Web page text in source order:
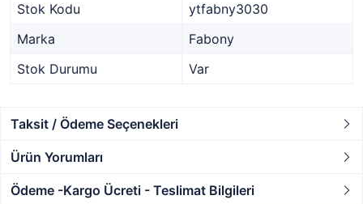
Stok Kodu
ytfabny3030
Marka
Fabony
Stok Durumu
Var
Taksit / Ödeme Seçenekleri
Ürün Yorumları
Ödeme -Kargo Ücreti - Teslimat Bilgileri